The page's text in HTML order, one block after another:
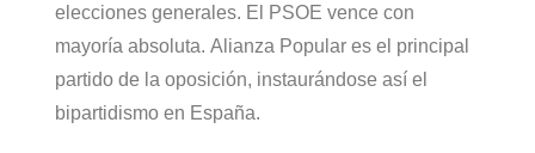
elecciones generales. El PSOE vence con
mayoría absoluta. Alianza Popular es el principal
partido de la oposición, instaurándose así el
bipartidismo en España.